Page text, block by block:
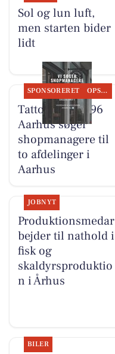
Sol og lun luft,
men starten bider
lidt
SPONSORERET OPSLAGSTAVLEN
Tattoo Studio 96
Aarhus søger
shopmanagere til
to afdelinger i
Aarhus
JOBNYT
Produktionsmedar
bejder til nathold i
fisk og
skaldyrsproduktio
n i Århus
BILER